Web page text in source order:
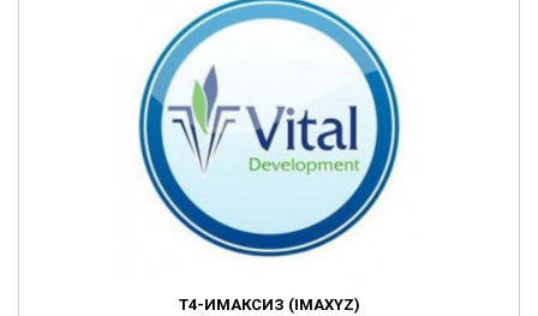
Т4-ИМАКСИЗ (IMAXYZ)